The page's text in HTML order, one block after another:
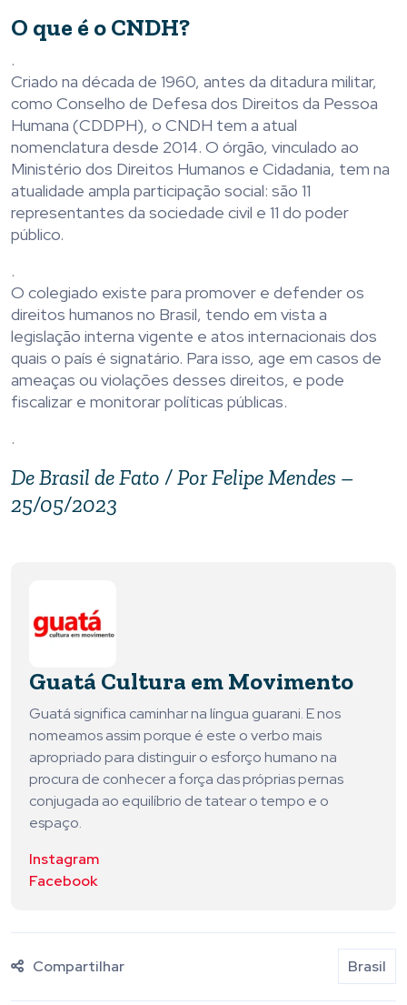
O que é o CNDH?
.
Criado na década de 1960, antes da ditadura militar,
como Conselho de Defesa dos Direitos da Pessoa
Humana (CDDPH), o CNDH tem a atual
nomenclatura desde 2014. O órgão, vinculado ao
Ministério dos Direitos Humanos e Cidadania, tem na
atualidade ampla participação social: são 11
representantes da sociedade civil e 11 do poder
público.
.
O colegiado existe para promover e defender os
direitos humanos no Brasil, tendo em vista a
legislação interna vigente e atos internacionais dos
quais o país é signatário. Para isso, age em casos de
ameaças ou violações desses direitos, e pode
fiscalizar e monitorar políticas públicas.
.
De Brasil de Fato / Por Felipe Mendes –
25/05/2023
Guatá Cultura em Movimento
Guatá significa caminhar na língua guarani. E nos
nomeamos assim porque é este o verbo mais
apropriado para distinguir o esforço humano na
procura de conhecer a força das próprias pernas
conjugada ao equilíbrio de tatear o tempo e o
espaço.
Instagram
Facebook
Compartilhar Brasil